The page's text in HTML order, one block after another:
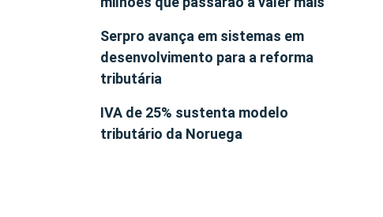
Serpro avança em sistemas em
desenvolvimento para a reforma
tributária
IVA de 25% sustenta modelo
tributário da Noruega